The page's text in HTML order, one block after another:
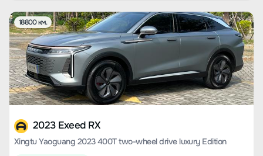
18800 км.
2023 Exeed RX
Xingtu Yaoguang 2023 400T two-wheel drive luxury Edition